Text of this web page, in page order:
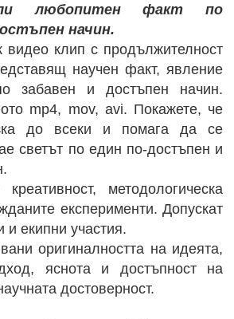
любопитен факт по
начин.
видео клип с продължителност
научен факт, явление
забавен и достъпен начин.
mp4, mov, avi. Покажете, че
до всеки и помага да се
светът по един по-достъпен и
методологическа
експерименти. Допускат
екипни участия.
оригиналността на идеята,
яснота и достъпност на
достоверност.